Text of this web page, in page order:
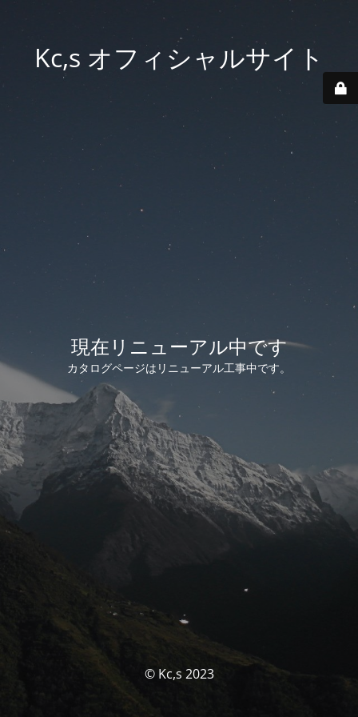
Kc,s オフィシャルサイト
現在リニューアル中です
カタログページはリニューアル工事中です。
© Kc,s 2023